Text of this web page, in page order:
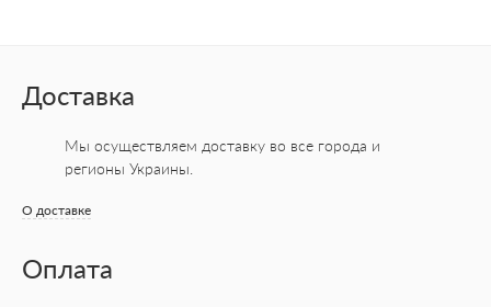
Доставка
Мы осуществляем доставку во все города и
регионы Украины.
О доставке
Оплата